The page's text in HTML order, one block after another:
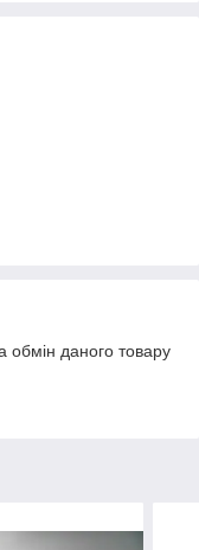
даного товару